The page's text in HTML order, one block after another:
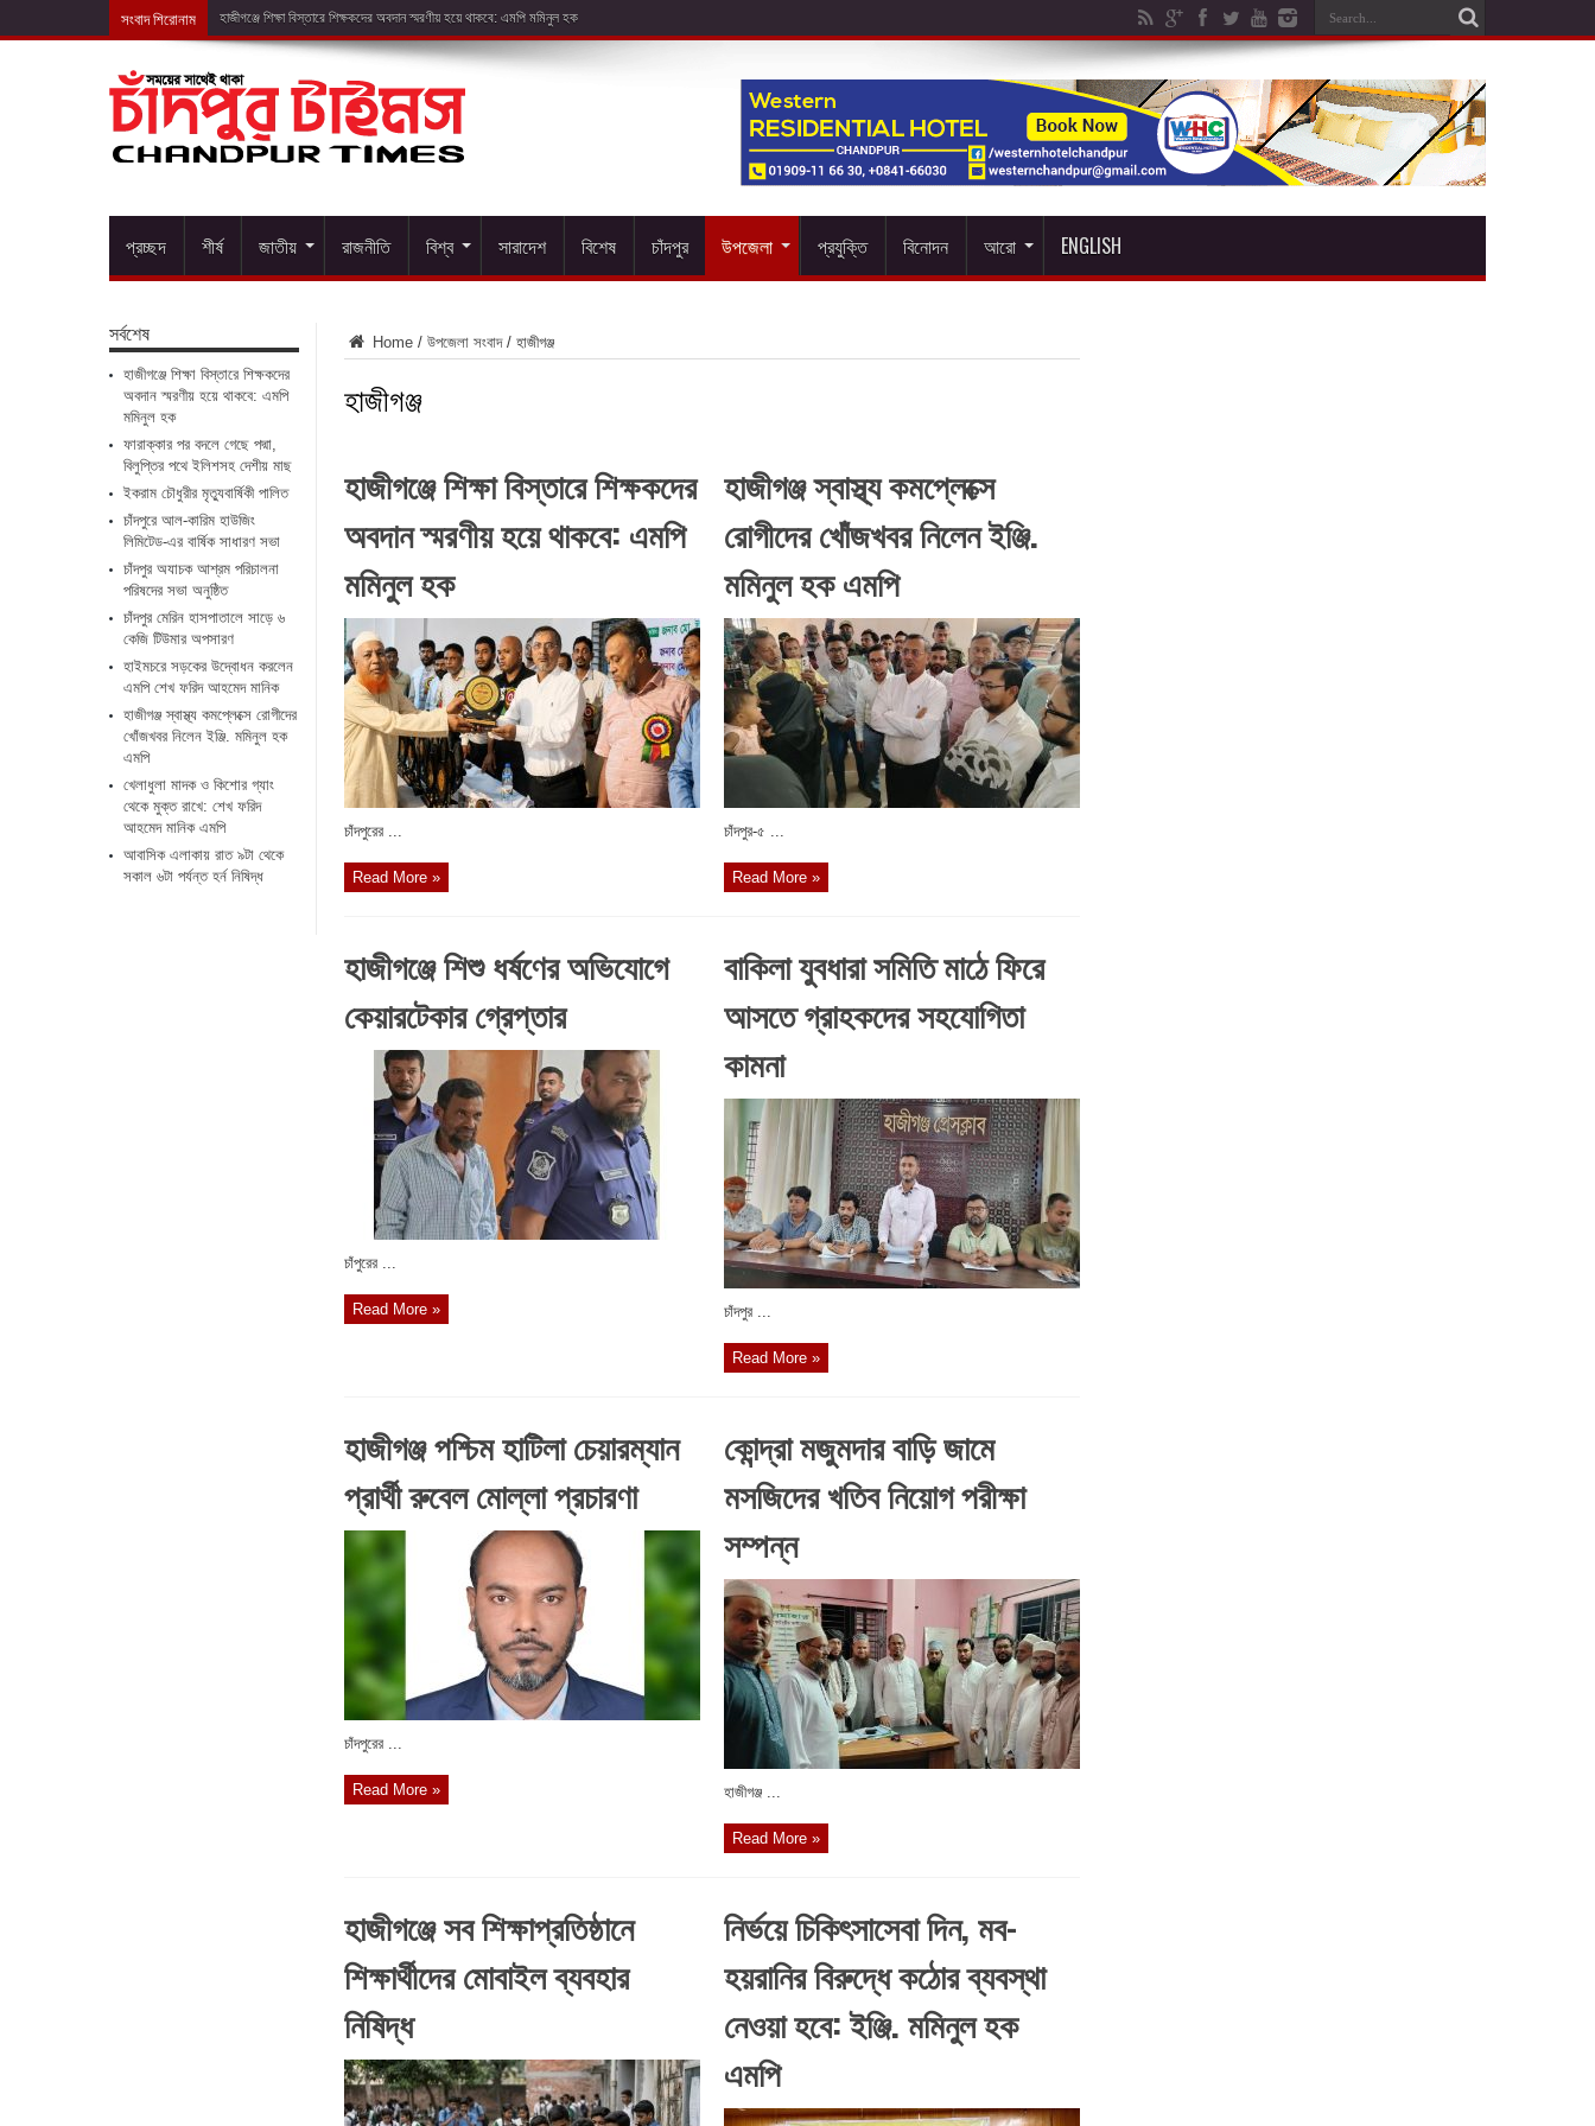
সংবাদ শিরোনাম ফারাক্কার পর বদলে গেছে
প্রচ্ছদ শীর্ষ জাতীয় রাজনীতি বিশ্ব সারাদেশ বিশেষ চাঁদপুর উপজেলা প্রযুক্তি বিনোদন আরো ENGLISH
Home / উপজেলা সংবাদ / হাজীগঞ্জ
হাজীগঞ্জ
হাজীগঞ্জে শিক্ষা বিস্তারে শিক্ষকদের
অবদান স্মরণীয় হয়ে থাকবে: এমপি
মমিনুল হক
চাঁদপুরের ...
Read More »
হাজীগঞ্জ স্বাস্থ্য কমপ্লেক্সে
রোগীদের খোঁজখবর নিলেন ইঞ্জি.
মমিনুল হক এমপি
চাঁদপুর-৫ ...
Read More »
হাজীগঞ্জে শিশু ধর্ষণের অভিযোগে
কেয়ারটেকার গ্রেপ্তার
চাঁপুরের ...
Read More »
বাকিলা যুবধারা সমিতি মাঠে ফিরে
আসতে গ্রাহকদের সহযোগিতা
কামনা
চাঁদপুর ...
Read More »
হাজীগঞ্জ পশ্চিম হাটিলা চেয়ারম্যান
প্রার্থী রুবেল মোল্লা প্রচারণা
চাঁদপুরের ...
Read More »
কোন্দ্রা মজুমদার বাড়ি জামে
মসজিদের খতিব নিয়োগ পরীক্ষা
সম্পন্ন
হাজীগঞ্জ ...
Read More »
হাজীগঞ্জে সব শিক্ষাপ্রতিষ্ঠানে
শিক্ষার্থীদের মোবাইল ব্যবহার
নিষিদ্ধ
নির্ভয়ে চিকিৎসাসেবা দিন, মব-
হয়রানির বিরুদ্ধে কঠোর ব্যবস্থা
নেওয়া হবে: ইঞ্জি. মমিনুল হক
এমপি
সর্বশেষ
হাজীগঞ্জে শিক্ষা বিস্তারে শিক্ষকদের
অবদান স্মরণীয় হয়ে থাকবে: এমপি
মমিনুল হক
ফারাক্কার পর বদলে গেছে পদ্মা,
বিলুপ্তির পথে ইলিশসহ দেশীয় মাছ
ইকরাম চৌধুরীর মৃত্যুবার্ষিকী পালিত
চাঁদপুরে আল-কারিম হাউজিং
লিমিটেড-এর বার্ষিক সাধারণ সভা
চাঁদপুর অযাচক আশ্রম পরিচালনা
পরিষদের সভা অনুষ্ঠিত
চাঁদপুর মেরিন হাসপাতালে সাড়ে ৬
কেজি টিউমার অপসারণ
হাইমচরে সড়কের উদ্বোধন করলেন
এমপি শেখ ফরিদ আহমেদ মানিক
হাজীগঞ্জ স্বাস্থ্য কমপ্লেক্সে রোগীদের
খোঁজখবর নিলেন ইঞ্জি. মমিনুল হক
এমপি
খেলাধুলা মাদক ও কিশোর গ্যাং
থেকে মুক্ত রাখে: শেখ ফরিদ
আহমেদ মানিক এমপি
আবাসিক এলাকায় রাত ৯টা থেকে
সকাল ৬টা পর্যন্ত হর্ন নিষিদ্ধ